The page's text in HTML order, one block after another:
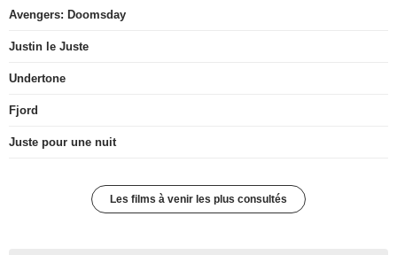
Avengers: Doomsday
Justin le Juste
Undertone
Fjord
Juste pour une nuit
Les films à venir les plus consultés